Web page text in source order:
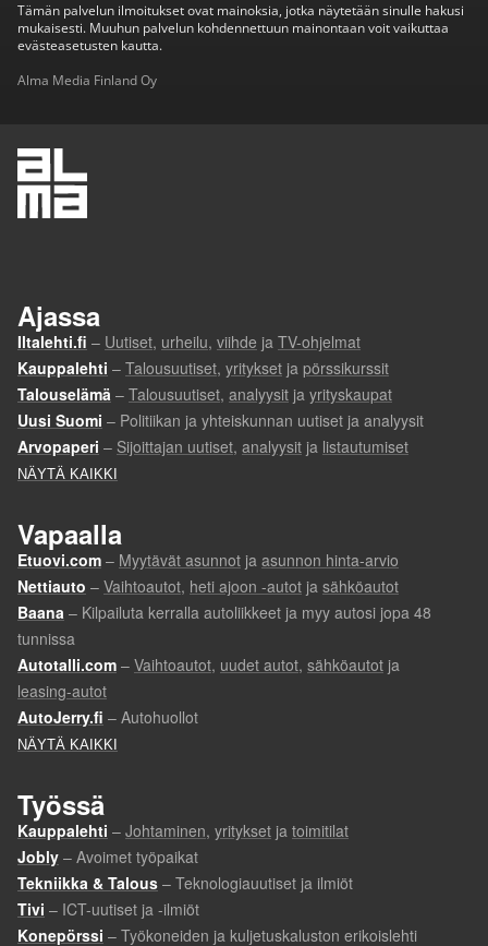
Tämän palvelun ilmoitukset ovat mainoksia, jotka näytetään sinulle hakusi
mukaisesti. Muuhun palvelun kohdennettuun mainontaan voit vaikuttaa
evästeasetusten kautta.
Alma Media Finland Oy